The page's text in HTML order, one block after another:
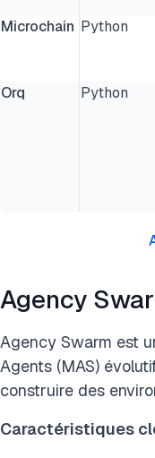
Microchain Python
Orq
Python
Agency
Agency Swarm est
Agents (MAS)
construire des
Caractéristiques